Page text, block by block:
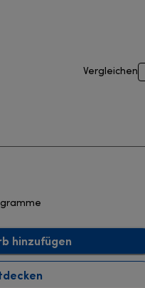
Vergleichen
hinzufügen